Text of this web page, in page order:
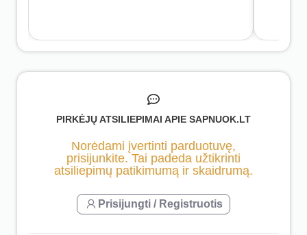
PIRKĖJŲ ATSILIEPIMAI APIE SAPNUOK.LT
Norėdami įvertinti parduotuvę,
prisijunkite. Tai padeda užtikrinti
atsiliepimų patikimumą ir skaidrumą.
Prisijungti / Registruotis